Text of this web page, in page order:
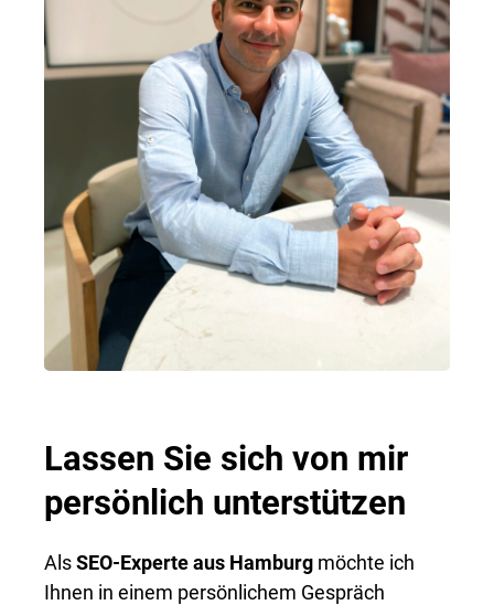
Lassen Sie sich von mir
persönlich unterstützen
AlsSEO-Experte aus Hamburg möchte ich
Ihnen in einem persönlichem Gespräch